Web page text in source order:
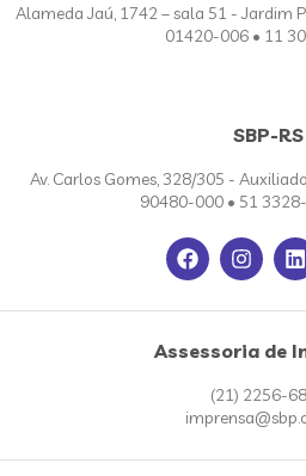
Alameda Jaú, 1742 – sala 51 - Jardim
01420-006 • 11
SBP-RS
Av. Carlos Gomes, 328/305 -
90480-000 • 51
Assessoria de
(21) 2256-